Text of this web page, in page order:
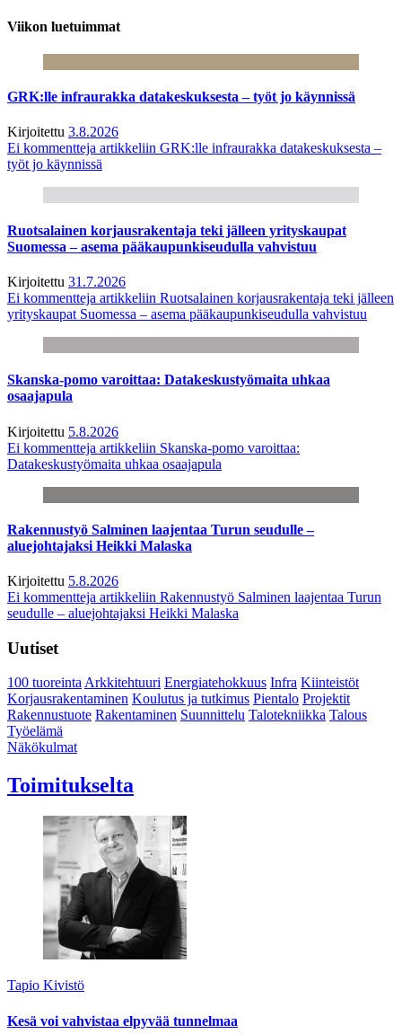
Viikon luetuimmat
GRK:lle infraurakka datakeskuksesta – työt jo käynnissä
Kirjoitettu 3.8.2026
Ei kommentteja artikkeliin GRK:lle infraurakka datakeskuksesta –
työt jo käynnissä
Ruotsalainen korjausrakentaja teki jälleen yrityskaupat
Suomessa – asema pääkaupunkiseudulla vahvistuu
Kirjoitettu 31.7.2026
Ei kommentteja artikkeliin Ruotsalainen korjausrakentaja teki jälleen
yrityskaupat Suomessa – asema pääkaupunkiseudulla vahvistuu
Skanska-pomo varoittaa: Datakeskustyömaita uhkaa
osaajapula
Kirjoitettu 5.8.2026
Ei kommentteja artikkeliin Skanska-pomo varoittaa:
Datakeskustyömaita uhkaa osaajapula
Rakennustyö Salminen laajentaa Turun seudulle –
aluejohtajaksi Heikki Malaska
Kirjoitettu 5.8.2026
Ei kommentteja artikkeliin Rakennustyö Salminen laajentaa Turun
seudulle – aluejohtajaksi Heikki Malaska
Uutiset
100 tuoreintaArkkitehtuuri Energiatehokkuus Infra Kiinteistöt
Korjausrakentaminen Koulutus ja tutkimus Pientalo Projektit
Rakennustuote Rakentaminen Suunnittelu Talotekniikka Talous
Työelämä
Näkökulmat
Toimitukselta
Tapio Kivistö
Kesä voi vahvistaa elpyvää tunnelmaa